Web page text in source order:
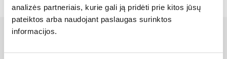
analizės partneriais, kurie gali ją pridėti prie kitos jūsų
pateiktos arba naudojant paslaugas surinktos
informacijos.
KARJERAS IESPĒJAS
APIE MUS